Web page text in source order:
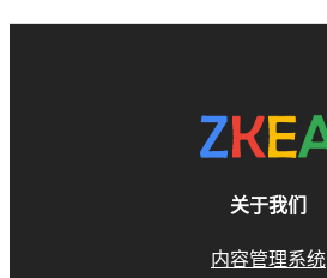
关于我们
内容管理系统